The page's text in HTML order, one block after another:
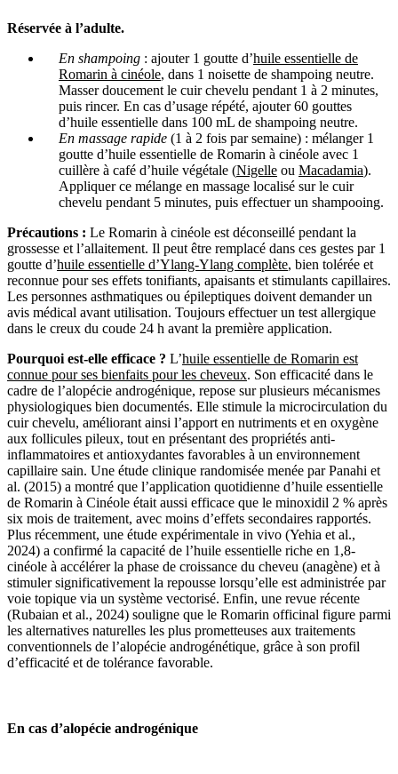
Réservée à l’adulte.
En shampoing : ajouter 1 goutte d’huile essentielle de
Romarin à cinéole, dans 1 noisette de shampoing neutre.
Masser doucement le cuir chevelu pendant 1 à 2 minutes,
puis rincer. En cas d’usage répété, ajouter 60 gouttes
d’huile essentielle dans 100 mL de shampoing neutre.
En massage rapide (1 à 2 fois par semaine) : mélanger 1
goutte d’huile essentielle de Romarin à cinéole avec 1
cuillère à café d’huile végétale (Nigelle ou Macadamia).
Appliquer ce mélange en massage localisé sur le cuir
chevelu pendant 5 minutes, puis effectuer un shampooing.
Précautions : Le Romarin à cinéole est déconseillé pendant la
grossesse et l’allaitement. Il peut être remplacé dans ces gestes par 1
goutte d’huile essentielle d’Ylang-Ylang complète, bien tolérée et
reconnue pour ses effets tonifiants, apaisants et stimulants capillaires.
Les personnes asthmatiques ou épileptiques doivent demander un
avis médical avant utilisation. Toujours effectuer un test allergique
dans le creux du coude 24 h avant la première application.
Pourquoi est-elle efficace ? L’huile essentielle de Romarin est
connue pour ses bienfaits pour les cheveux. Son efficacité dans le
cadre de l’alopécie androgénique, repose sur plusieurs mécanismes
physiologiques bien documentés. Elle stimule la microcirculation du
cuir chevelu, améliorant ainsi l’apport en nutriments et en oxygène
aux follicules pileux, tout en présentant des propriétés anti-
inflammatoires et antioxydantes favorables à un environnement
capillaire sain. Une étude clinique randomisée menée par Panahi et
al. (2015) a montré que l’application quotidienne d’huile essentielle
de Romarin à Cinéole était aussi efficace que le minoxidil 2 % après
six mois de traitement, avec moins d’effets secondaires rapportés.
Plus récemment, une étude expérimentale in vivo (Yehia et al.,
2024) a confirmé la capacité de l’huile essentielle riche en 1,8-
cinéole à accélérer la phase de croissance du cheveu (anagène) et à
stimuler significativement la repousse lorsqu’elle est administrée par
voie topique via un système vectorisé. Enfin, une revue récente
(Rubaian et al., 2024) souligne que le Romarin officinal figure parmi
les alternatives naturelles les plus prometteuses aux traitements
conventionnels de l’alopécie androgénétique, grâce à son profil
d’efficacité et de tolérance favorable.
En cas d’alopécie androgénique